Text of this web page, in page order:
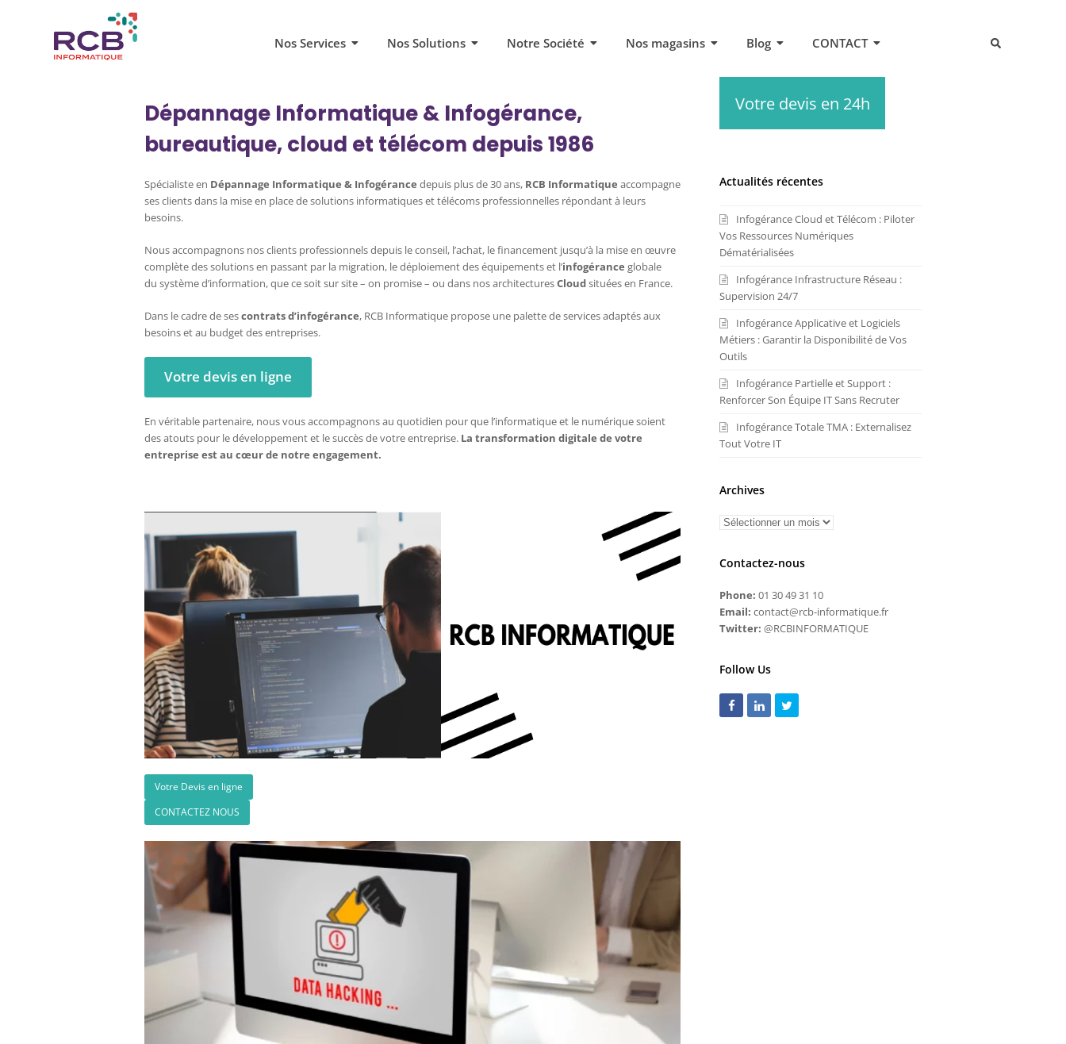
Nos Services Nos Solutions Notre Société Nos magasins Blog CONTACT
Dépannage Informatique & Infogérance,
bureautique, cloud et télécom depuis 1986
Spécialiste en Dépannage Informatique & Infogérance depuis plus de 30 ans, RCB Informatique accompagne
ses clients dans la mise en place de solutions informatiques et télécoms professionnelles répondant à leurs
besoins.
Nous accompagnons nos clients professionnels depuis le conseil, l’achat, le financement jusqu’à la mise en œuvre
complète des solutions en passant par la migration, le déploiement des équipements et l’infogérance globale
du système d’information, que ce soit sur site – on promise – ou dans nos architecturesCloudsituées en France.
Dans le cadre de sescontrats d’infogérance, RCB Informatique propose une palette de services adaptés aux
besoins et au budget des entreprises.
Votre devis en ligne
En véritable partenaire, nous vous accompagnons au quotidien pour que l’informatique et le numérique soient
des atouts pour le développement et le succès de votre entreprise. La transformation digitale de votre
entreprise est au cœur de notre engagement.
Votre Devis en ligne
CONTACTEZ NOUS
Votre devis en 24h
Actualités récentes
Infogérance Cloud et Télécom : Piloter
Vos Ressources Numériques
Dématérialisées
Infogérance Infrastructure Réseau :
Supervision 24/7
Infogérance Applicative et Logiciels
Métiers : Garantir la Disponibilité de Vos
Outils
Infogérance Partielle et Support :
Renforcer Son Équipe IT Sans Recruter
Infogérance Totale TMA : Externalisez
Tout Votre IT
Archives
Contactez-nous
Phone: 01 30 49 31 10
Email: contact@rcb-informatique.fr
Twitter: @RCBINFORMATIQUE
Follow Us